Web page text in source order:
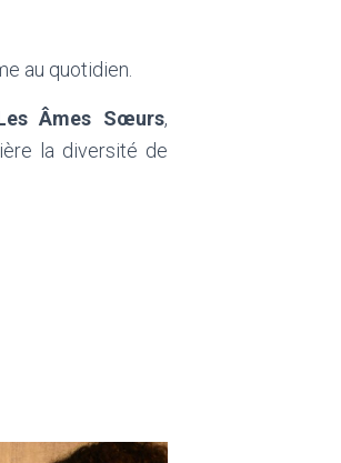
au quotidien.
Âmes Sœurs,
la diversité de